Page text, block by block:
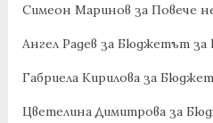
Симеон Маринов за Повече
Ангел Радев за Бюджетът за
Габриела Кирилова за
Цветелина Димитрова за